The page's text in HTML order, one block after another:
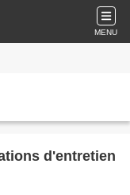
MENU
d'entretien